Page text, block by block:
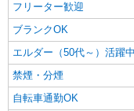
フリーター歓迎
ブランクOK
エルダー（50代～）活躍中
禁煙・分煙
自転車通勤OK